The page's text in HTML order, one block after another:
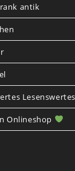
antik
Lesenswertes
Onlineshop